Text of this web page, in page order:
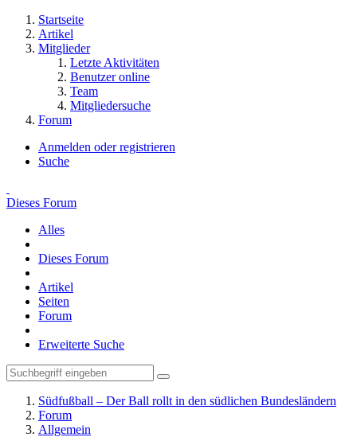
Startseite
Artikel
Mitglieder
Letzte Aktivitäten
Benutzer online
Team
Mitgliedersuche
Forum
Anmelden oder registrieren
Suche
Dieses Forum
Alles
Dieses Forum
Artikel
Seiten
Forum
Erweiterte Suche
Südfußball – Der Ball rollt in den südlichen Bundesländern
Forum
Allgemein